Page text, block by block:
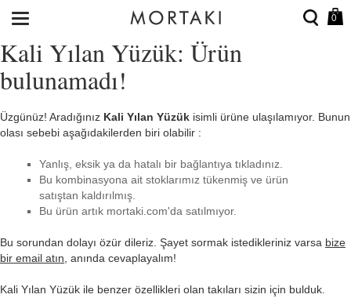
0
Kali Yılan Yüzük: Ürün
bulunamadı!
Üzgünüz! Aradığınız Kali Yılan Yüzük isimli ürüne ulaşılamıyor. Bunun
olası sebebi aşağıdakilerden biri olabilir :
Yanlış, eksik ya da hatalı bir bağlantıya tıkladınız.
Bu kombinasyona ait stoklarımız tükenmiş ve ürün
satıştan kaldırılmış.
Bu ürün artık mortaki.com'da satılmıyor.
Bu sorundan dolayı özür dileriz. Şayet sormak istedikleriniz varsa bize
bir email atın , anında cevaplayalım!
Kali Yılan Yüzük ile benzer özellikleri olan takıları sizin için bulduk.